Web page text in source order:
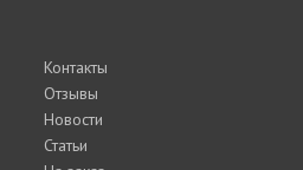
Контакты
Отзывы
Новости
Статьи